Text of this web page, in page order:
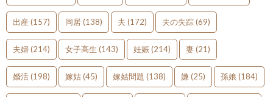
出産 (157) 同居(138) 夫 (172) 夫の失踪(69)
夫婦(214) 女子高生 (143) 妊娠(214) 妻(21)
婚活(198) 嫁姑(45) 嫁姑問題 (138) 嫌 (25) 孫娘 (184)